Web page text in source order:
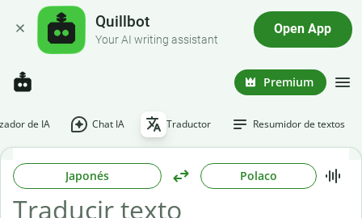
Quillbot
Your AI writing assistant
Open App
Premium
de IA Chat IA Traductor Resumidor de textos
Japonés Polaco